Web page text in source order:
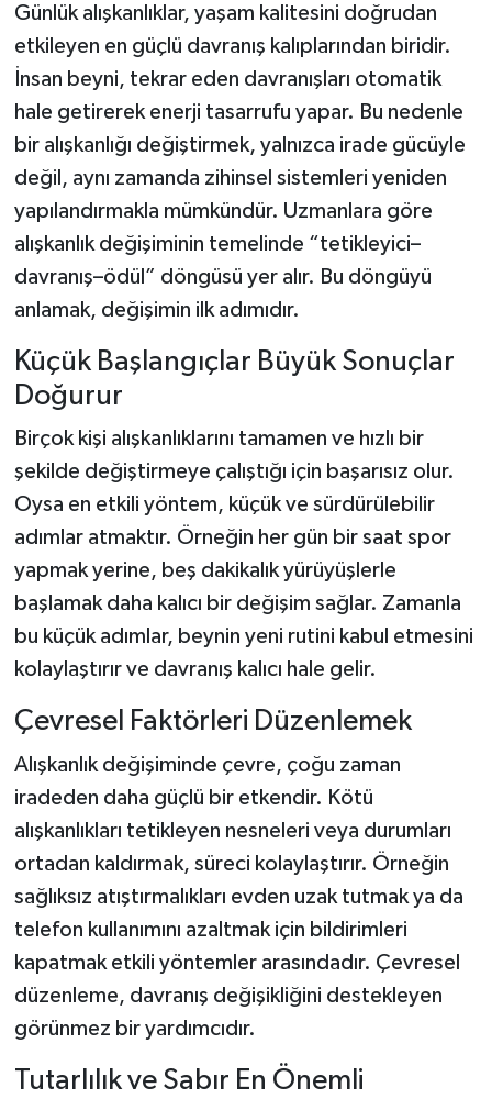
Günlük alışkanlıklar, yaşam kalitesini doğrudan
etkileyen en güçlü davranış kalıplarından biridir.
İnsan beyni, tekrar eden davranışları otomatik
hale getirerek enerji tasarrufu yapar. Bu nedenle
bir alışkanlığı değiştirmek, yalnızca irade gücüyle
değil, aynı zamanda zihinsel sistemleri yeniden
yapılandırmakla mümkündür. Uzmanlara göre
alışkanlık değişiminin temelinde “tetikleyici–
davranış–ödül” döngüsü yer alır. Bu döngüyü
anlamak, değişimin ilk adımıdır.
Küçük Başlangıçlar Büyük Sonuçlar
Doğurur
Birçok kişi alışkanlıklarını tamamen ve hızlı bir
şekilde değiştirmeye çalıştığı için başarısız olur.
Oysa en etkili yöntem, küçük ve sürdürülebilir
adımlar atmaktır. Örneğin her gün bir saat spor
yapmak yerine, beş dakikalık yürüyüşlerle
başlamak daha kalıcı bir değişim sağlar. Zamanla
bu küçük adımlar, beynin yeni rutini kabul etmesini
kolaylaştırır ve davranış kalıcı hale gelir.
Çevresel Faktörleri Düzenlemek
Alışkanlık değişiminde çevre, çoğu zaman
iradeden daha güçlü bir etkendir. Kötü
alışkanlıkları tetikleyen nesneleri veya durumları
ortadan kaldırmak, süreci kolaylaştırır. Örneğin
sağlıksız atıştırmalıkları evden uzak tutmak ya da
telefon kullanımını azaltmak için bildirimleri
kapatmak etkili yöntemler arasındadır. Çevresel
düzenleme, davranış değişikliğini destekleyen
görünmez bir yardımcıdır.
Tutarlılık ve Sabır En Önemli